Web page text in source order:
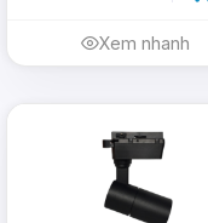
Xem nhanh